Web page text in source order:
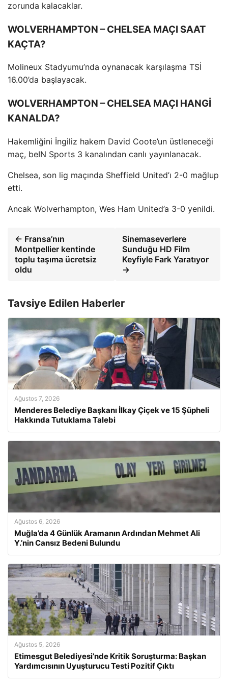
zorunda kalacaklar.
WOLVERHAMPTON – CHELSEA MAÇI SAAT
KAÇTA?
Molineux Stadyumu’nda oynanacak karşılaşma TSİ
16.00’da başlayacak.
WOLVERHAMPTON – CHELSEA MAÇI HANGİ
KANALDA?
Hakemliğini İngiliz hakem David Coote’un üstleneceği
maç, beIN Sports 3 kanalından canlı yayınlanacak.
Chelsea, son lig maçında Sheffield United’ı 2-0 mağlup
etti.
Ancak Wolverhampton, Wes Ham United’a 3-0 yenildi.
← Fransa’nın
Montpellier kentinde
toplu taşıma ücretsiz
oldu
Sinemaseverlere
Sunduğu HD Film
Keyfiyle Fark Yaratıyor
→
Tavsiye Edilen Haberler
Ağustos 7, 2026
Menderes Belediye Başkanı İlkay Çiçek ve 15 Şüpheli
Hakkında Tutuklama Talebi
Ağustos 6, 2026
Muğla’da 4 Günlük Aramanın Ardından Mehmet Ali
Y.’nin Cansız Bedeni Bulundu
Ağustos 5, 2026
Etimesgut Belediyesi’nde Kritik Soruşturma: Başkan
Yardımcısının Uyuşturucu Testi Pozitif Çıktı